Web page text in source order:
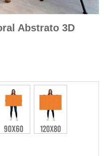
Abstrato 3D